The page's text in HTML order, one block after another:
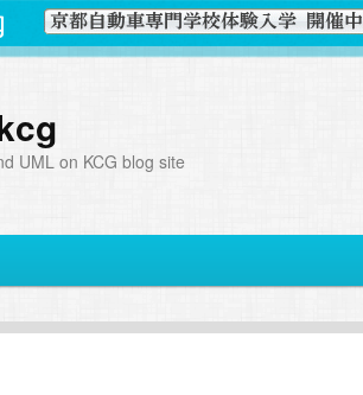
UML on KCG blog site